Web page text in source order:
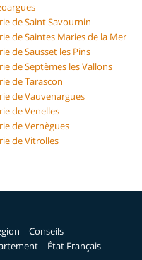
de Saint Savournin
de Saintes Maries de la Mer
de Sausset les Pins
de Septèmes les Vallons
de Tarascon
de Vauvenargues
de Venelles
de Vernègues
de Vitrolles
Conseils
État Français